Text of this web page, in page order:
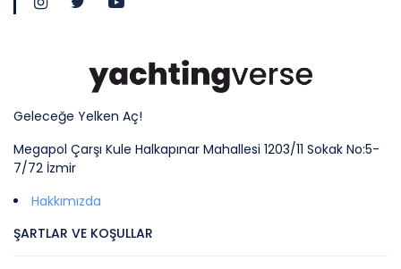
Geleceğe Yelken Aç!
Megapol Çarşı Kule Halkapınar Mahallesi 1203/11 Sokak No:5-
7/72 İzmir
Hakkımızda
ŞARTLAR VE KOŞULLAR